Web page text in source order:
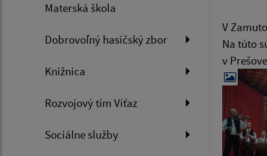
Materská škola
Dobrovoľný hasičský zbor
Knižnica
Rozvojový tím Víťaz
Sociálne služby
V
Na túto
v